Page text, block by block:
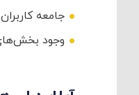
جامعه
وجود